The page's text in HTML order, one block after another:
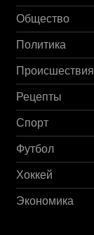
Общество
Политика
Происшествия
Рецепты
Спорт
Футбол
Хоккей
Экономика